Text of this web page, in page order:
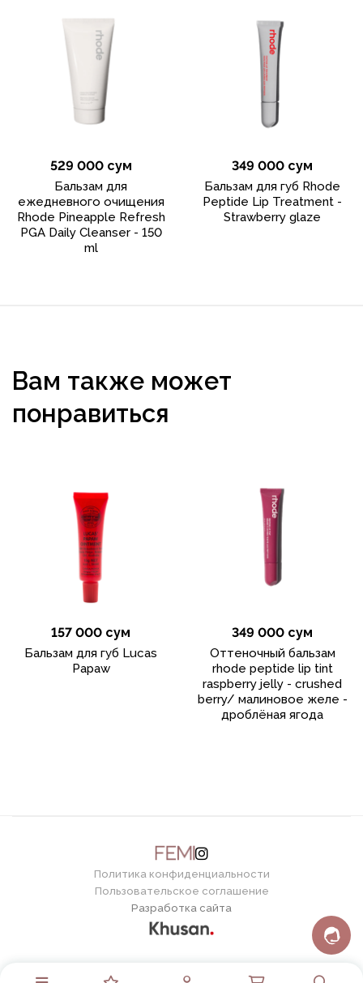
529 000 сум
Бальзам для
ежедневного очищения
Rhode Pineapple Refresh
PGA Daily Cleanser - 150
ml
349 000 сум
Бальзам для губ Rhode
Peptide Lip Treatment -
Strawberry glaze
Вам также может
понравиться
157 000 сум
Бальзам для губ Lucas
Papaw
349 000 сум
Оттеночный бальзам
rhode peptide lip tint
raspberry jelly - crushed
berry/ малиновое желе -
дроблёная ягода
Политика конфиденциальности
Пользовательское соглашение
Разработка сайта